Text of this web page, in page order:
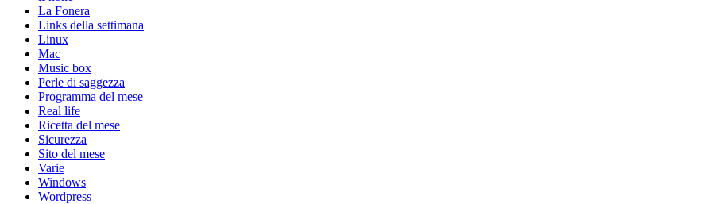
La Fonera
Links della settimana
Linux
Mac
Music box
Perle di saggezza
Programma del mese
Real life
Ricetta del mese
Sicurezza
Sito del mese
Varie
Windows
Wordpress